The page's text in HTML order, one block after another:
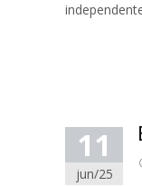
11
jun/25